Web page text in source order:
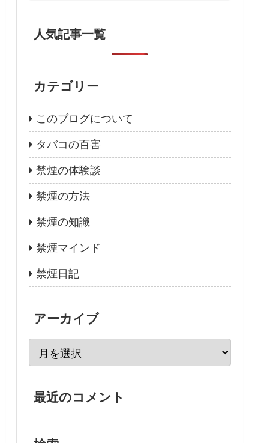
人気記事一覧
カテゴリー
このブログについて
タバコの百害
禁煙の体験談
禁煙の方法
禁煙の知識
禁煙マインド
禁煙日記
アーカイブ
最近のコメント